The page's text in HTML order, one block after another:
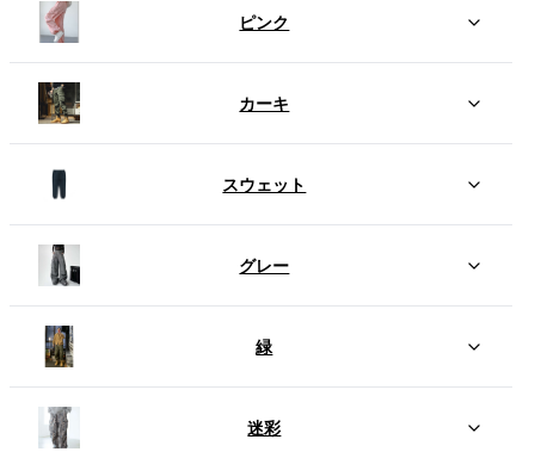
ピンク
カーキ
スウェット
グレー
緑
迷彩